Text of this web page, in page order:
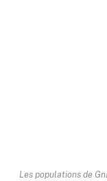
Les populations de